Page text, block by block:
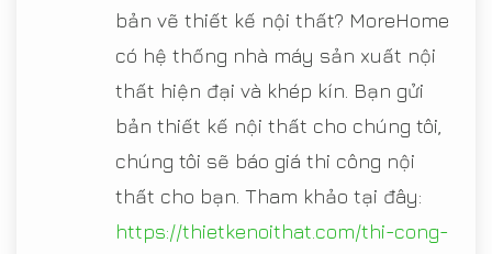
bản vẽ thiết kế nội thất? MoreHome
có hệ thống nhà máy sản xuất nội
thất hiện đại và khép kín. Bạn gửi
bản thiết kế nội thất cho chúng tôi,
chúng tôi sẽ báo giá thi công nội
thất cho bạn. Tham khảo tại đây:
https://thietkenoithat.com/thi-cong-